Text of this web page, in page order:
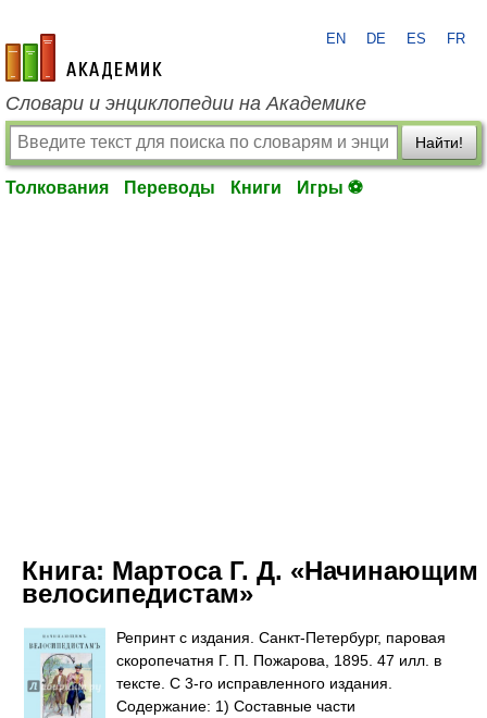
academic.ru
EN DE ES FR
Словари и энциклопедии на Академике
Найти!
Толкования Переводы Книги Игры ⚽
Книга: Мартоса Г. Д. «Начинающим
велосипедистам»
Репринт с издания. Санкт-Петербург, паровая
скоропечатня Г. П. Пожарова, 1895. 47 илл. в
тексте. С 3-го исправленного издания.
Содержание: 1) Составные части